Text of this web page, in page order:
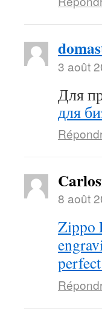
3 août
Для
для
8 août
Zippo